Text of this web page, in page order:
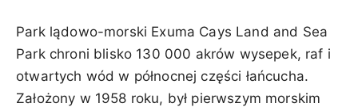
Park lądowo-morski Exuma Cays Land and Sea
Park chroni blisko 130 000 akrów wysepek, raf i
otwartych wód w północnej części łańcucha.
Założony w 1958 roku, był pierwszym morskim